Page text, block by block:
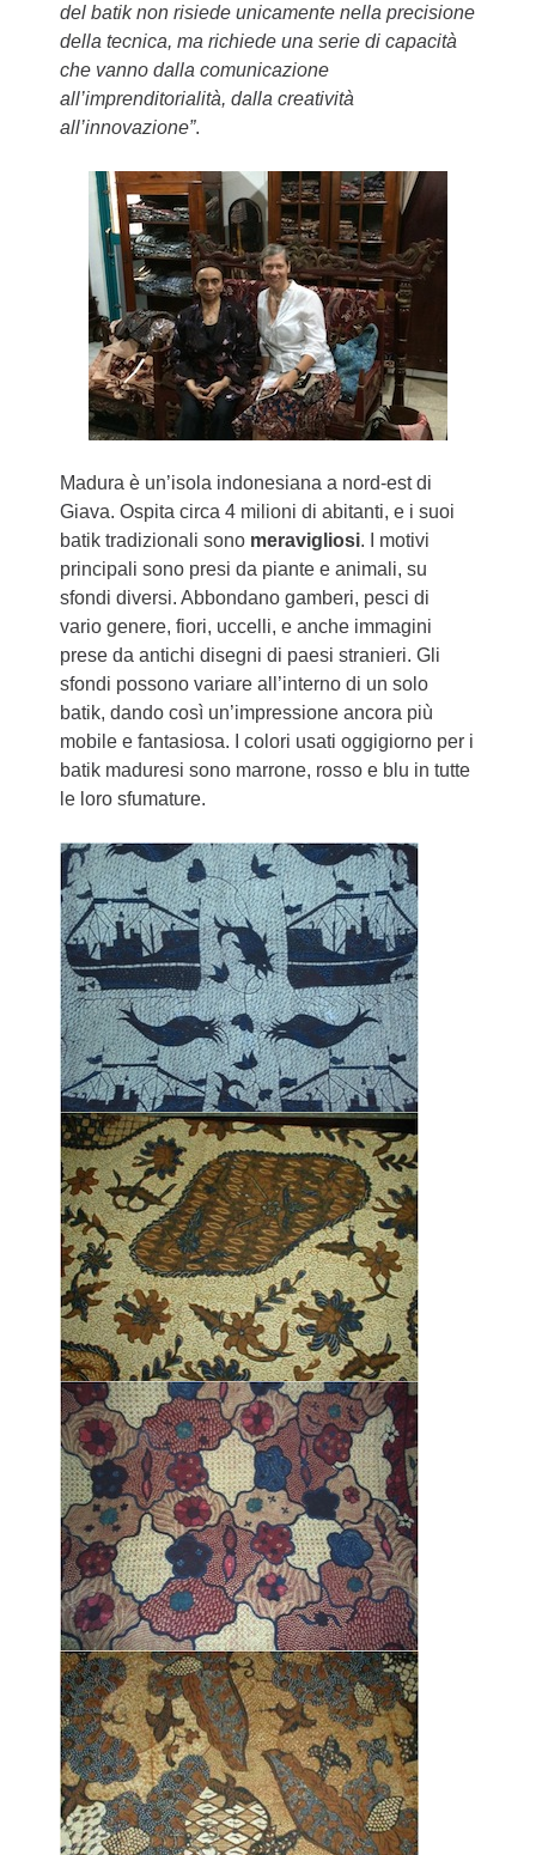
del batik non risiede unicamente nella precisione
della tecnica, ma richiede una serie di capacità
che vanno dalla comunicazione
all’imprenditorialità, dalla creatività
all’innovazione”.
Madura è un’isola indonesiana a nord-est di
Giava. Ospita circa 4 milioni di abitanti, e i suoi
batik tradizionali sono meravigliosi. I motivi
principali sono presi da piante e animali, su
sfondi diversi. Abbondano gamberi, pesci di
vario genere, fiori, uccelli, e anche immagini
prese da antichi disegni di paesi stranieri. Gli
sfondi possono variare all’interno di un solo
batik, dando così un’impressione ancora più
mobile e fantasiosa. I colori usati oggigiorno per i
batik maduresi sono marrone, rosso e blu in tutte
le loro sfumature.